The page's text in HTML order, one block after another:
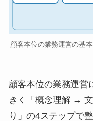
顧客本位の業務運営の基
顧客本位の業務運営
きく「概念理解 →
り」の4ステップで